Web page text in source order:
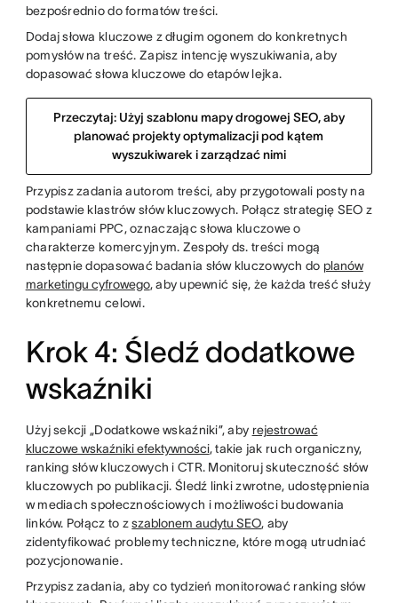
bezpośrednio do formatów treści.
Dodaj słowa kluczowe z długim ogonem do konkretnych
pomysłów na treść. Zapisz intencję wyszukiwania, aby
dopasować słowa kluczowe do etapów lejka.
Przeczytaj: Użyj szablonu mapy drogowej SEO, aby
planować projekty optymalizacji pod kątem
wyszukiwarek i zarządzać nimi
Przypisz zadania autorom treści, aby przygotowali posty na
podstawie klastrów słów kluczowych. Połącz strategię SEO z
kampaniami PPC, oznaczając słowa kluczowe o
charakterze komercyjnym. Zespoły ds. treści mogą
następnie dopasować badania słów kluczowych do planów
marketingu cyfrowego, aby upewnić się, że każda treść służy
konkretnemu celowi.
Krok 4: Śledź dodatkowe
wskaźniki
Użyj sekcji „Dodatkowe wskaźniki”, aby rejestrować
kluczowe wskaźniki efektywności, takie jak ruch organiczny,
ranking słów kluczowych i CTR. Monitoruj skuteczność słów
kluczowych po publikacji. Śledź linki zwrotne, udostępnienia
w mediach społecznościowych i możliwości budowania
linków. Połącz to zszablonem audytu SEO, aby
zidentyfikować problemy techniczne, które mogą utrudniać
pozycjonowanie.
Przypisz zadania, aby co tydzień monitorować ranking słów